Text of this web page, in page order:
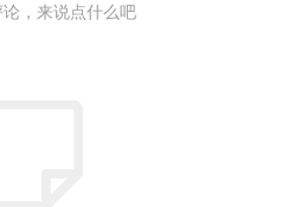
，来说点什么吧